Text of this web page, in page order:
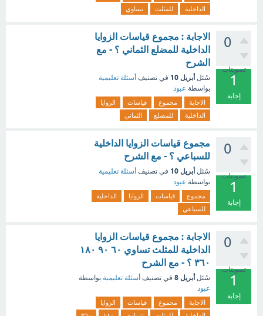
الداخلية
للمثلث تساوي
0
تصويتات
1
إجابة
الاجابة : مجموع قياسات الزوايا
الداخلية للمضلع الثماني ؟ - مع
الشرح
سُئل أبريل 10 في تصنيف أسئلة تعليمية
بواسطة عبود
الاجابة مجموع قياسات
الزوايا
الداخلية
للمضلع الثماني
0
تصويتات
1
إجابة
مجموع قياسات الزوايا الداخلية
للسباعي ؟ - مع الشرح
سُئل أبريل 10 في تصنيف أسئلة تعليمية
بواسطة عبود
مجموع قياسات الزوايا
الداخلية
للسباعي
0
تصويتات
1
إجابة
الاجابة : مجموع قياسات الزوايا
الداخلية للمثلث تساوي ٦٠ ٩٠ ١٨٠
٣٦٠ ؟ - مع الشرح
سُئل أبريل 8 في تصنيف أسئلة تعليمية بواسطة
عبود
الاجابة مجموع قياسات
الزوايا